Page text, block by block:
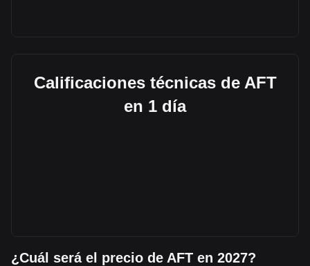
Calificaciones técnicas de AFT
en 1 día
¿Cuál será el precio de AFT en 2027?